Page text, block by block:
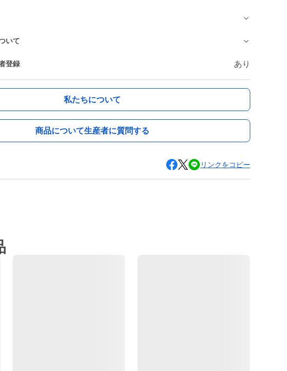
いて
登録 あり
私たちについて
商品について生産者に質問する
リンクをコピー